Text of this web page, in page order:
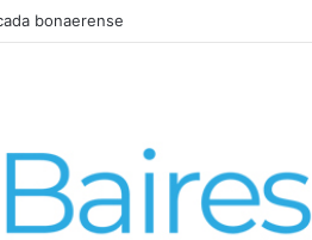
salvar el proyecto de Inviolabilidad de